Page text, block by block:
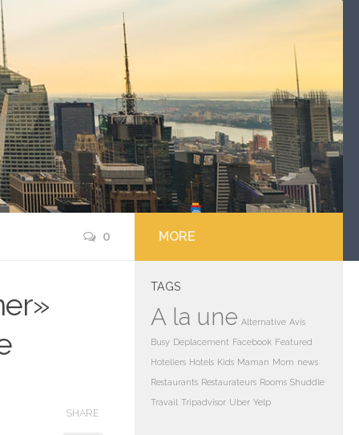
0
SHARE
MORE
TAGS
A la une Alternative Avis
Busy Deplacement Facebook Featured
Hoteliers Hotels Kids Maman Mom news
Restaurants Restaurateurs Rooms Shuddle
Travail Tripadvisor Uber Yelp